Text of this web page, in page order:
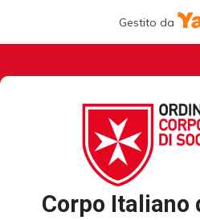
Gestito da
Corpo Italiano